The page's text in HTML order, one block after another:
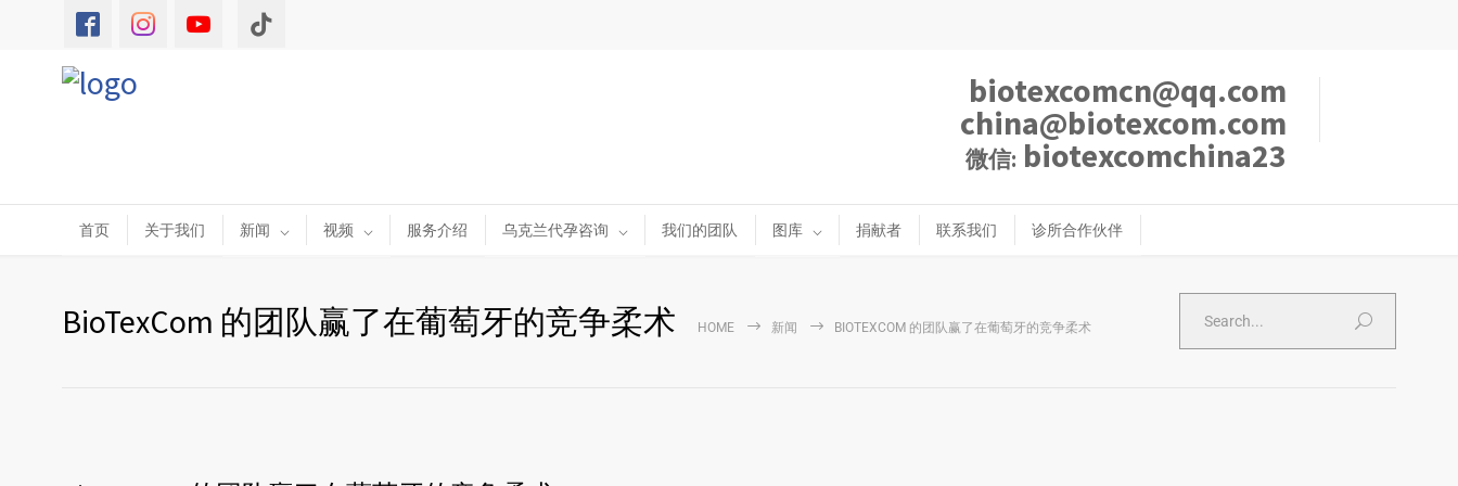
biotexcomcn@qq.com
china@biotexcom.com
微信: biotexcomchina23
首页 关于我们 新闻 视频 服务介绍 乌克兰代孕咨询 我们的团队 图库 捐献者 联系我们 诊所合作伙伴
BioTexCom 的团队赢了在葡萄牙的竞争柔术 HOME 新闻 BIOTEXCOM 的团队赢了在葡萄牙的竞争柔术